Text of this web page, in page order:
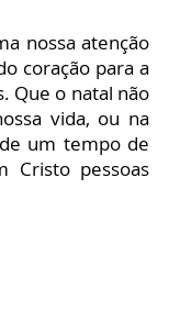
nossa atenção
coração para a
Que o natal não
vida, ou na
um tempo de
Cristo pessoas